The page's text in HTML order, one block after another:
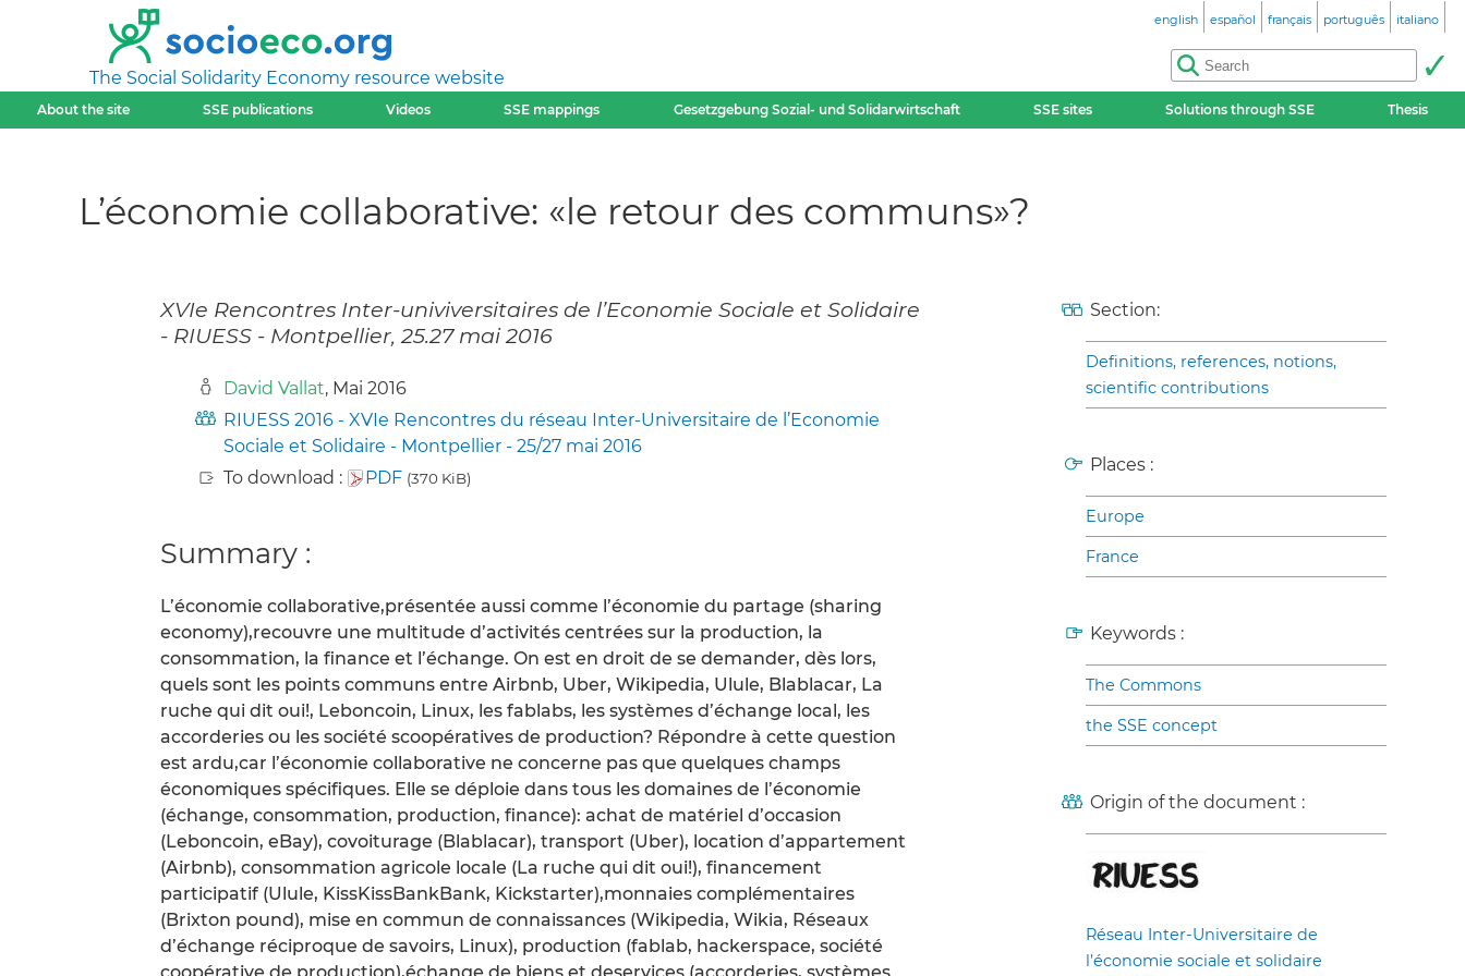
The Social Solidarity Economy resource website
english español français português italiano
About the site SSE publications Videos SSE mappings Gesetzgebung Sozial- und Solidarwirtschaft SSE sites Solutions through SSE Thesis
L’économie collaborative: «le retour des communs»?
XVIe Rencontres Inter-univiversitaires de l’Economie Sociale et Solidaire
- RIUESS - Montpellier, 25.27 mai 2016
David Vallat, Mai 2016
RIUESS 2016 - XVIe Rencontres du réseau Inter-Universitaire de l’Economie
Sociale et Solidaire - Montpellier - 25/27 mai 2016
To download :
PDF (370 KiB)
Summary :
L’économie collaborative,présentée aussi comme l’économie du partage (sharing
economy),recouvre une multitude d’activités centrées sur la production, la
consommation, la finance et l’échange. On est en droit de se demander, dès lors,
quels sont les points communs entre Airbnb, Uber, Wikipedia, Ulule, Blablacar, La
ruche qui dit oui!, Leboncoin, Linux, les fablabs, les systèmes d’échange local, les
accorderies ou les société scoopératives de production? Répondre à cette question
est ardu,car l’économie collaborative ne concerne pas que quelques champs
économiques spécifiques. Elle se déploie dans tous les domaines de l’économie
(échange, consommation, production, finance): achat de matériel d’occasion
(Leboncoin, eBay), covoiturage (Blablacar), transport (Uber), location d’appartement
(Airbnb), consommation agricole locale (La ruche qui dit oui!), financement
participatif (Ulule, KissKissBankBank, Kickstarter),monnaies complémentaires
(Brixton pound), mise en commun de connaissances (Wikipedia, Wikia, Réseaux
d’échange réciproque de savoirs, Linux), production (fablab, hackerspace, société
Section:
Definitions, references, notions,
scientific contributions
Places :
Europe
France
Keywords :
The Commons
the SSE concept
Origin of the document :
Réseau Inter-Universitaire de
l’économie sociale et solidaire